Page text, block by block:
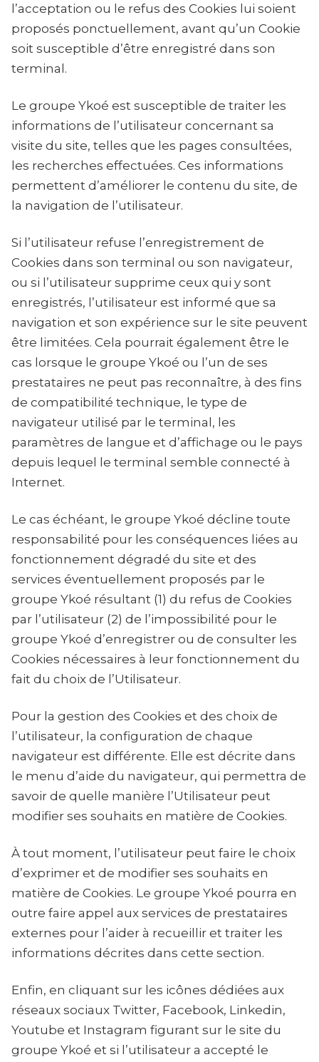
l’acceptation ou le refus des Cookies lui soient
proposés ponctuellement, avant qu’un Cookie
soit susceptible d’être enregistré dans son
terminal.
Le groupe Ykoé est susceptible de traiter les
informations de l’utilisateur concernant sa
visite du site, telles que les pages consultées,
les recherches effectuées. Ces informations
permettent d’améliorer le contenu du site, de
la navigation de l’utilisateur.
Si l’utilisateur refuse l’enregistrement de
Cookies dans son terminal ou son navigateur,
ou si l’utilisateur supprime ceux qui y sont
enregistrés, l’utilisateur est informé que sa
navigation et son expérience sur le site peuvent
être limitées. Cela pourrait également être le
cas lorsque le groupe Ykoé ou l’un de ses
prestataires ne peut pas reconnaître, à des fins
de compatibilité technique, le type de
navigateur utilisé par le terminal, les
paramètres de langue et d’affichage ou le pays
depuis lequel le terminal semble connecté à
Internet.
Le cas échéant, le groupe Ykoé décline toute
responsabilité pour les conséquences liées au
fonctionnement dégradé du site et des
services éventuellement proposés par le
groupe Ykoé résultant (1) du refus de Cookies
par l’utilisateur (2) de l’impossibilité pour le
groupe Ykoé d’enregistrer ou de consulter les
Cookies nécessaires à leur fonctionnement du
fait du choix de l’Utilisateur.
Pour la gestion des Cookies et des choix de
l’utilisateur, la configuration de chaque
navigateur est différente. Elle est décrite dans
le menu d’aide du navigateur, qui permettra de
savoir de quelle manière l’Utilisateur peut
modifier ses souhaits en matière de Cookies.
À tout moment, l’utilisateur peut faire le choix
d’exprimer et de modifier ses souhaits en
matière de Cookies. Le groupe Ykoé pourra en
outre faire appel aux services de prestataires
externes pour l’aider à recueillir et traiter les
informations décrites dans cette section.
Enfin, en cliquant sur les icônes dédiées aux
réseaux sociaux Twitter, Facebook, Linkedin,
Youtube et Instagram figurant sur le site du
groupe Ykoé et si l’utilisateur a accepté le